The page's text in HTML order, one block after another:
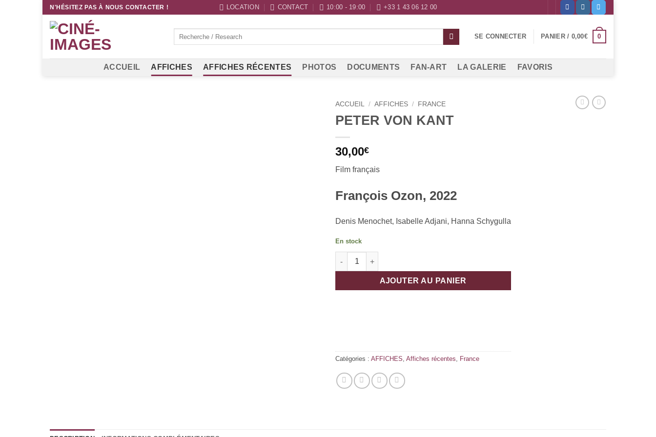
Passer
contenu
N'HÉSITEZ PAS À NOUS CONTACTER ! LOCATION CONTACT 10:00 - 19:00 +33 1 43 06 12 00
SE CONNECTER PANIER / 0,00€ 0
ACCUEIL AFFICHES AFFICHES RÉCENTES PHOTOS DOCUMENTS FAN-ART LA GALERIE FAVORIS
ACCUEIL / AFFICHES / FRANCE
PETER VON KANT
30,00€
Film français
François Ozon, 2022
Denis Menochet, Isabelle Adjani, Hanna Schygulla
En stock
quantité de PETER VON KANT
AJOUTER AU PANIER
Catégories : AFFICHES Affiches récentes France